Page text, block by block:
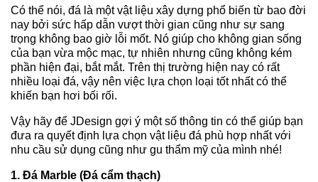
Có thể nói, đá là một vật liệu xây dựng phổ biến từ bao đời
nay bởi sức hấp dẫn vượt thời gian cũng như sự sang
trọng không bao giờ lỗi mốt. Nó giúp cho không gian sống
của bạn vừa mộc mạc, tự nhiên nhưng cũng không kém
phần hiện đại, bắt mắt. Trên thị trường hiện nay có rất
nhiều loại đá, vậy nên việc lựa chọn loại tốt nhất có thể
khiến bạn hơi bối rối.
Vậy hãy để JDesign gợi ý một số thông tin có thể giúp bạn
đưa ra quyết định lựa chọn vật liệu đá phù hợp nhất với
nhu cầu sử dụng cũng như gu thẩm mỹ của mình nhé!
1. Đá Marble (Đá cẩm thạch)